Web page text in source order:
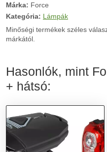
Márka: Force
Kategória: Lámpák
Minőségi termékek széles
márkától.
Hasonlók, mint
+ hátsó: